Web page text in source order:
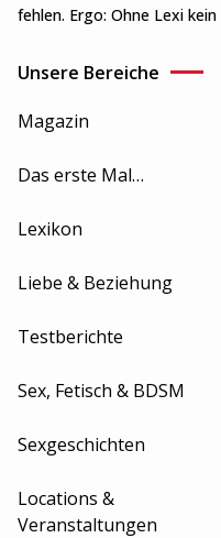
fehlen. Ergo: Ohne Lexi kein
Unsere Bereiche
Magazin
Das erste Mal…
Lexikon
Liebe & Beziehung
Testberichte
Sex, Fetisch & BDSM
Sexgeschichten
Locations &
Veranstaltungen